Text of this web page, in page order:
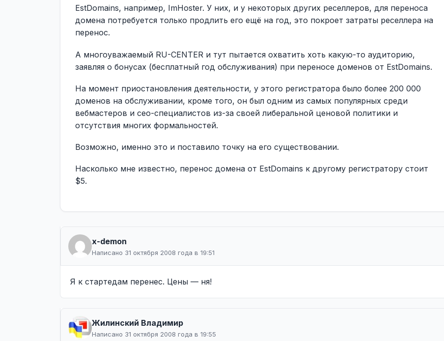
EstDomains, например, ImHoster. У них, и у некоторых других реселлеров, для переноса
домена потребуется только продлить его ещё на год, это покроет затраты реселлера на
перенос.
А многоуважаемый RU-CENTER и тут пытается охватить хоть какую-то аудиторию,
заявляя о бонусах (бесплатный год обслуживания) при переносе доменов от EstDomains.
На момент приостановления деятельности, у этого регистратора было более 200 000
доменов на обслуживании, кроме того, он был одним из самых популярных среди
вебмастеров и сео-специалистов из-за своей либеральной ценовой политики и
отсутствия многих формальностей.
Возможно, именно это и поставило точку на его существовании.
Насколько мне известно, перенос домена от EstDomains к другому регистратору стоит
$5.
x-demon
Написано 31 октября 2008 года в 19:51
Я к стартедам перенес. Цены — ня!
Жилинcкий Владимир
Написано 31 октября 2008 года в 19:55